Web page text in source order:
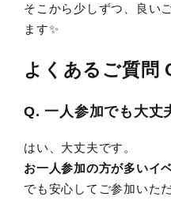
そこから少しずつ、良い
ます✨
よくあるご質問
Q. 一人参加でも大丈
はい、大丈夫です。
お一人参加の方が多いイ
でも安心してご参加いた